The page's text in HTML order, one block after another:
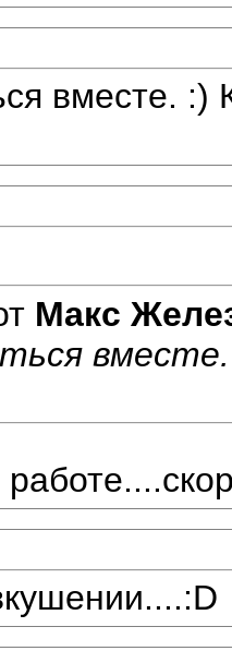
вместе. :)
Макс